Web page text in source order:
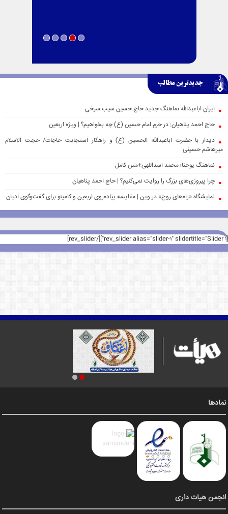
جدیدترین مطالب
ایران اباعبدالله نماهنگ جدید حاج حسین سیب سرخی
حاج احمد پناهیان: در حرم امام حسین (ع) چه بخواهیم؟ | ویژه اربعین
دیدار با حضرت اباعبدالله الحسین (ع) و راهکار استجابت حاجات/ حجت الاسلام
میرهاشم حسینی
نماهنگ یوحنا؛ محمد اسداللهی+متن کامل
چرا پیروزی‌های بزرگ را روایت نمی‌کنیم؟ | حاج احمد پناهیان
نمایشگاه «راه‌های روح» در وین | مقایسه پیاده‌روی اربعین و کامینو برای گفت‌وگوی ادیان
[rev_slider alias="slider-1" slidertitle="Slider 1"][/rev_slider]
نمادها
انجمن هیات داری